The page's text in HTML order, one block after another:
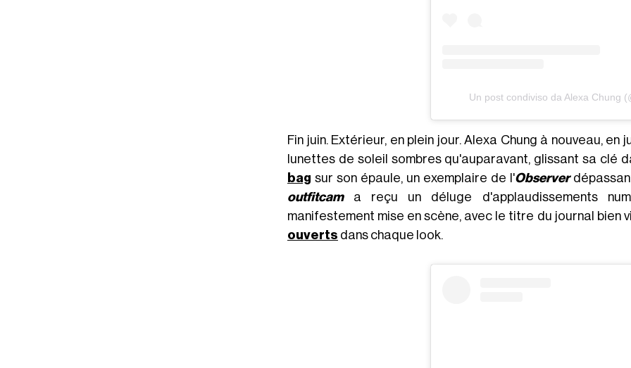
Un post condiviso da Alexa Chung
Fin juin. Extérieur, en plein jour. Alexa Chung à nouveau,
lunettes de soleil sombres qu'auparavant, glissant sa clé
bag sur son épaule, un exemplaire de l'Observer
outfitcama reçu un déluge d'applaudissements
manifestement mise en scène, avec le titre du journal bien
ouverts dans chaque look.